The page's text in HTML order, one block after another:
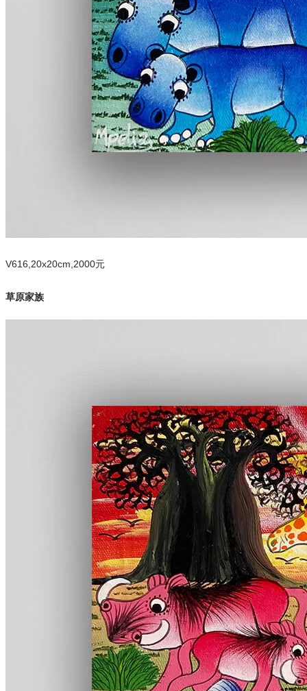
V616,20x20cm,2000元
草原家族